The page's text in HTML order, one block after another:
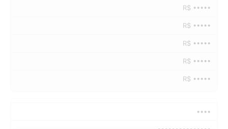
R$ •••••
R$ •••••
R$ •••••
R$ •••••
R$ •••••
••••